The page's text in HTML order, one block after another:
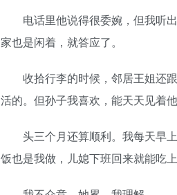
电话里他说得很委婉，但我听出
家也是闲着，就答应了。
收拾行李的时候，邻居王姐还跟
活的。但孙子我喜欢，能天天见着他
头三个月还算顺利。我每天早上
饭也是我做，儿媳下班回来就能吃